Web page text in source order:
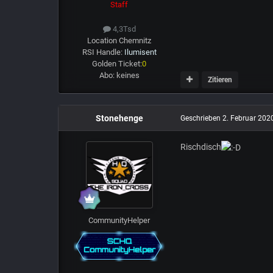
Staff
4,3Tsd
LocationChemnitz
RSI Handle: Ilumisent
Golden Ticket:0
Abo: keines
Zitieren
Stonehenge
CommunityHelper
Geschrieben 2. Februar
Rischdisch